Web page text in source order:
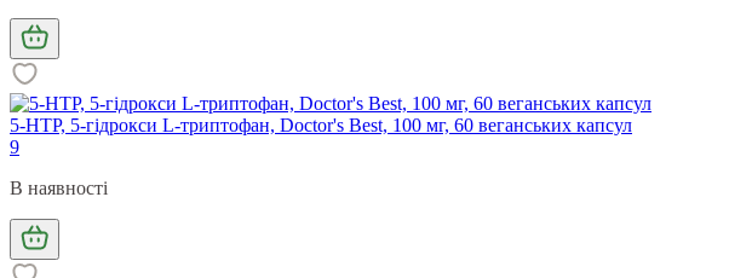
5-HTP, 5-гідрокси L-триптофан, Doctor's Best, 100 мг, 60 веганських капсул
9
В наявності